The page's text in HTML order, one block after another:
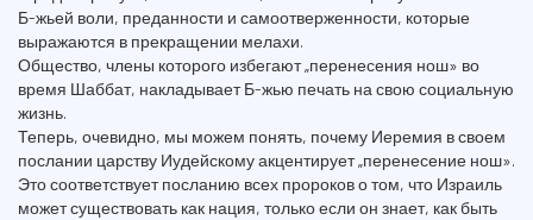
Б-жьей воли, преданности и самоотверженности, которые
выражаются в прекращении мелахи.
Общество, члены которого избегают „перенесения нош» во
время Шаббат, накладывает Б-жью печать на свою социальную
жизнь.
Теперь, очевидно, мы можем понять, почему Иеремия в своем
послании царству Иудейскому акцентирует „перенесение нош».
Это соответствует посланию всех пророков о том, что Израиль
может существовать как нация, только если он знает, как быть